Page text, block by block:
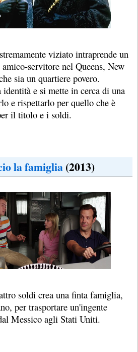
viziato intraprende un
servitore nel Queens, New
sia un quartiere povero.
identità e si mette in cerca di una
e rispettarlo per quello che è
il titolo e i soldi.
la famiglia(2013)
soldi crea una finta famiglia,
per trasportare un'ingente
Messico agli Stati Uniti.